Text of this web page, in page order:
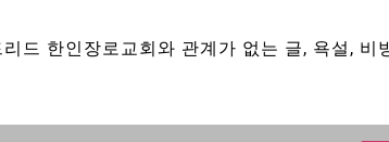
드 한인장로교회와 관계가 없는 글, 욕설,